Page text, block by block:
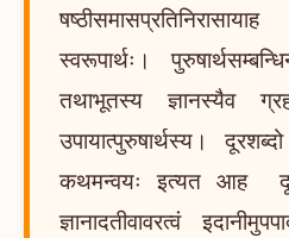
स्वरूपार्थः।
तथाभूतस्य ज्ञानस्यैव
उपायात्पुरुषार्थस्य।
कथमन्वयः इत्यत आह
ज्ञानादतीवावरत्वं